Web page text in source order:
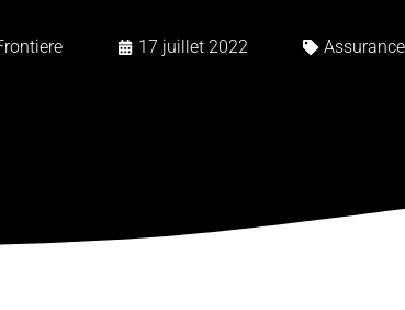
17 juillet 2022 Assurance